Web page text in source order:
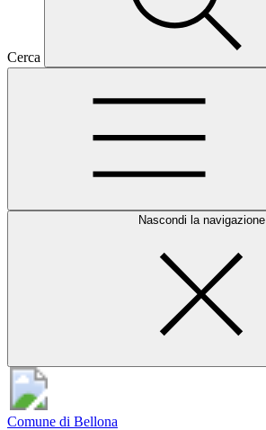
Cerca
Nascondi la navigazione
Comune di Bellona